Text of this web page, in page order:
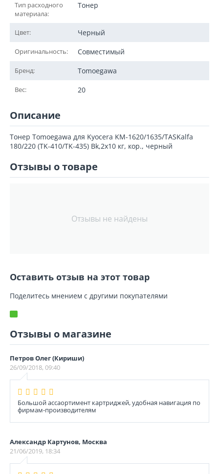
Тип расходного
материала:
Тонер
Цвет: Черный
Оригинальность: Совместимый
Бренд: Tomoegawa
Вес: 20
Описание
Тонер Tomoegawa для Kyocera KM-1620/1635/TASKalfa
180/220 (TK-410/TK-435) Bk,2x10 кг, кор., черный
Отзывы о товаре
Отзывы не найдены
Оставить отзыв на этот товар
Поделитесь мнением с другими покупателями
Отзывы о магазине
Петров Олег (Кириши)
26/09/2018, 09:40
Большой ассаортимент картриджей, удобная навигация по
фирмам-производителям
Александр Картунов, Москва
21/06/2019, 18:34